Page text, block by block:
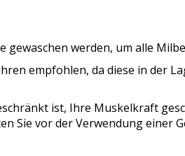
gewaschen werden, um alle
empfohlen, da diese in der
ist, Ihre Muskelkraft
Sie vor der Verwendung einer